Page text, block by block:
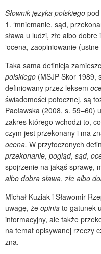
Słownik języka polskiego
1. ‘mniemanie, sąd,
sława u ludzi, złe albo
‘ocena, zaopiniowanie
Taka sama definicja
polskiego (MSJP Skor 1989,
definiowany przez leksem
świadomości potocznej, są
Pacławska (2008, s. 59–60)
zakres którego wchodzi to,
czym jest przekonany i ma
ocena. W przytoczonych
przekonanie, pogląd, sąd,
spojrzenie na jakąś sprawę,
albo dobra sława, złe albo
Michał Kuziak i Sławomir
uwagę, że opinia to gatunek
informacyjny, ale także
na temat opisywanej rzeczy
zna.